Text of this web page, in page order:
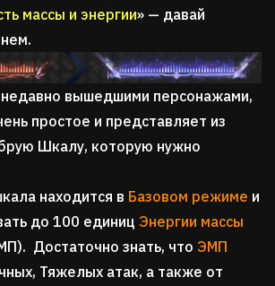
массы и энергии» — давай
вышедшими персонажами,
простое и представляет из
Шкалу, которую нужно
находится в Базовом режиме и
до 100 единиц Энергии массы
Достаточно знать, что ЭМП
Тяжелых атак, а также от